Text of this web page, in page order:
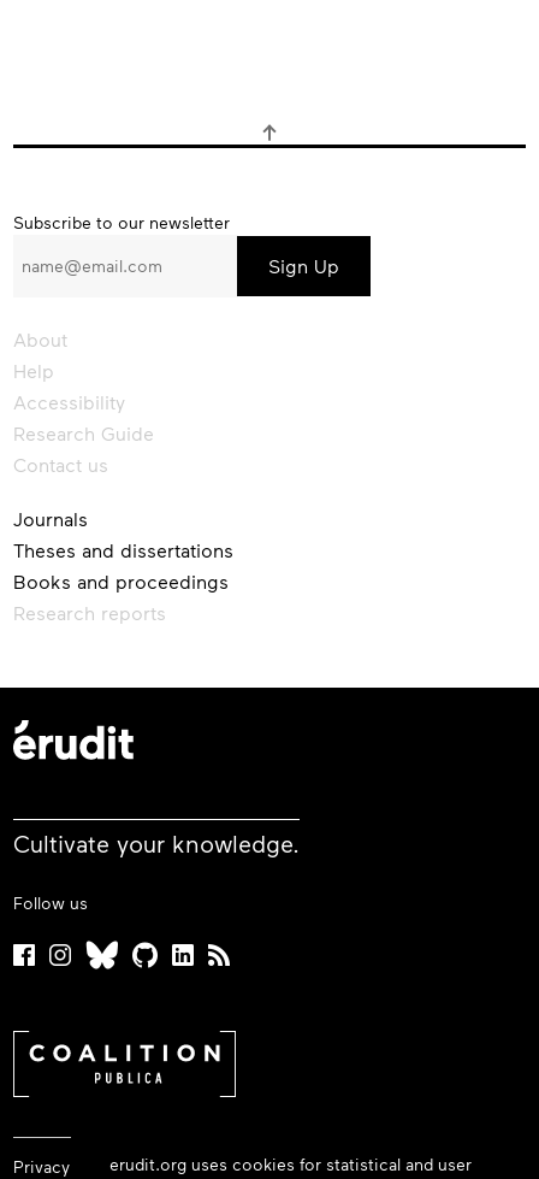
erudit.org uses cookies for statistical and user
Subscribe
our
Subscribe to our newsletter
About
Help
Accessibility
Research Guide
Contact us
Journals
Theses and dissertations
Books and proceedings
Research reports
Cultivate your knowledge.
Follow us
Privacy policy